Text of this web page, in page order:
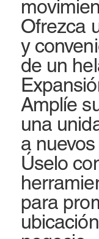
Ofrezca
y
de un
Amplíe
una
a
Úselo
para